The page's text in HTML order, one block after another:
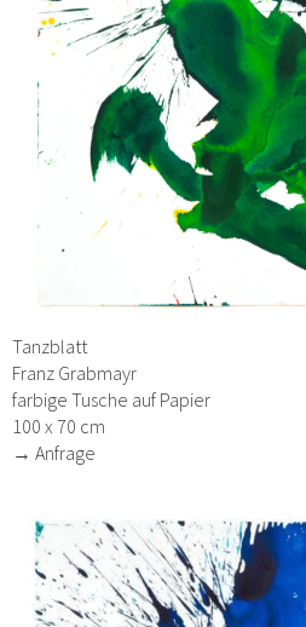
Tanzblatt
Franz Grabmayr
farbige Tusche auf Papier
100 x 70 cm
→ Anfrage